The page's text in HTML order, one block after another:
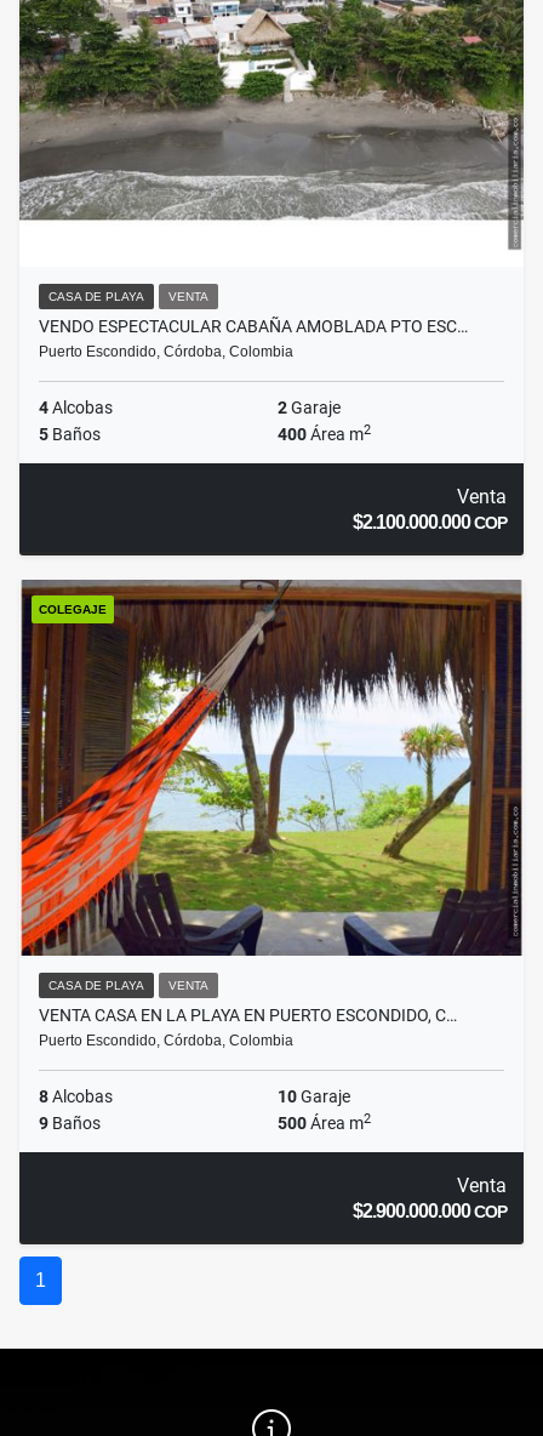
CASA DE PLAYA VENTA
VENDO ESPECTACULAR CABAÑA AMOBLADA PTO ESC…
Puerto Escondido, Córdoba, Colombia
4Alcobas 2Garaje
5 Baños 400Área m2
Venta
$2.100.000.000COP
COLEGAJE
CASA DE PLAYA VENTA
VENTA CASA EN LA PLAYA EN PUERTO ESCONDIDO, C…
Puerto Escondido, Córdoba, Colombia
8Alcobas 10Garaje
9 Baños 500Área m2
Venta
$2.900.000.000COP
1